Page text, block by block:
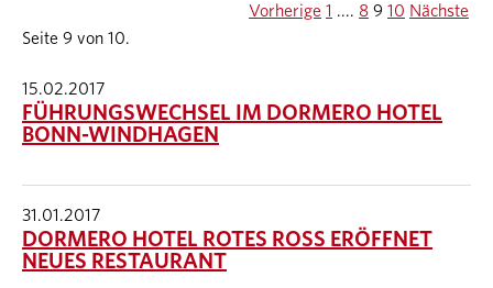
Seite 9 von 10.
Vorherige 1 .... 8 9 10 Nächste
15.02.2017
FÜHRUNGSWECHSEL IM DORMERO HOTEL
BONN-WINDHAGEN
31.01.2017
DORMERO HOTEL ROTES ROSS ERÖFFNET
NEUES RESTAURANT